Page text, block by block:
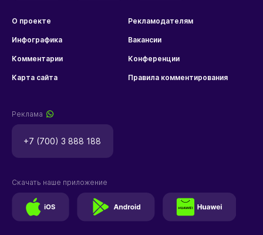
О проекте Рекламодателям
Инфографика Вакансии
Комментарии Конференции
Карта сайта Правила комментирования
Реклама
+7 (700) 3 888 188
Скачать наше приложение